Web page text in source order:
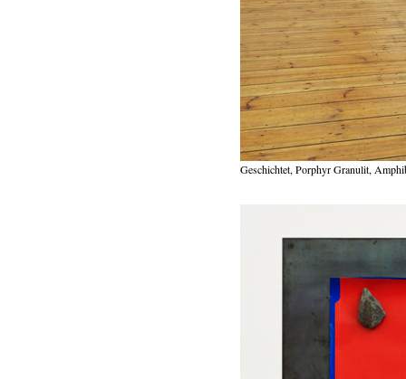
Geschichtet, Porphyr Granulit,